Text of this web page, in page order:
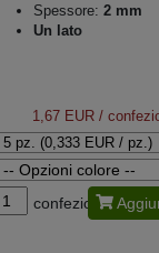
Spessore: 2 mm
Un lato
1,67 EUR /
confezione